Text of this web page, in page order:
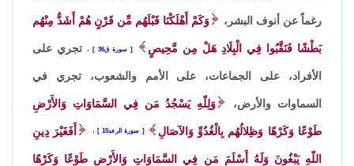
رغماً عن أنوف البشر، وَكَمْ أَهْلَكْنَا قَبْلَهُم مِّن قَرْنٍ هُمْ أَشَدُّ مِنْهُم
بَطْشًا فَنَقَّبُوا فِي الْبِلَادِ هَلْ مِن مَّحِيصٍ سورة ق36 ، تجري على
الأفراد، على الجماعات، على الأمم والشعوب، تجري في
السماوات والأرض، وَلِلّهِ يَسْجُدُ مَن فِي السَّمَاوَاتِ وَالأَرْضِ
طَوْعًا وَكَرْهًا وَظِلالُهُم بِالْغُدُوِّ وَالآصَالِ سورة الرعد15 ، أَفَغَيْرَ دِينِ
اللّهِ يَبْغُونَ وَلَهُ أَسْلَمَ مَن فِي السَّمَاوَاتِ وَالأَرْضِ طَوْعًا وَكَرْهًا